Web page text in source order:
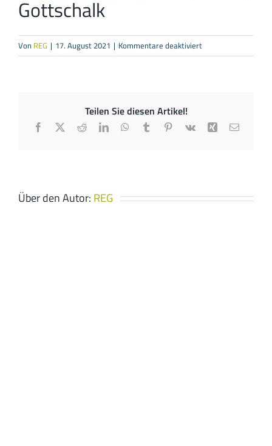
Gottschalk
Von REG | 17. August 2021 | Kommentare deaktiviertfür
bevollmächtigter
Teilen Sie diesen Artikel!
Facebook
X RedditLinkedInWhatsApp
TumblrPinterest
Vk Xing E-
Über den Autor: REG